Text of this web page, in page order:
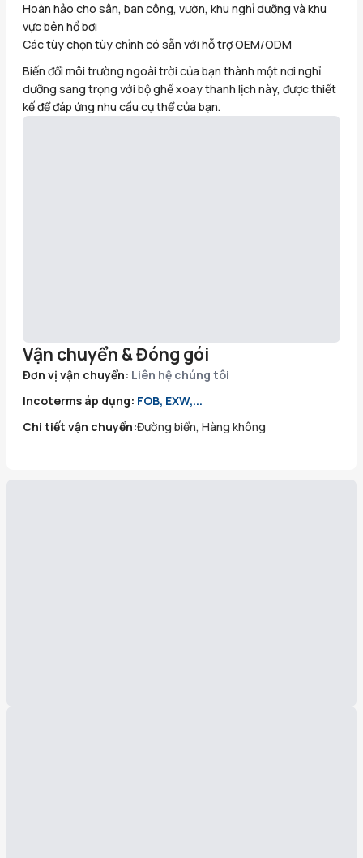
Hoàn hảo cho sân, ban công, vườn, khu nghỉ dưỡng và khu
vực bên hồ bơi
Các tùy chọn tùy chỉnh có sẵn với hỗ trợ OEM/ODM
Biến đổi môi trường ngoài trời của bạn thành một nơi nghỉ
dưỡng sang trọng với bộ ghế xoay thanh lịch này, được thiết
kế để đáp ứng nhu cầu cụ thể của bạn.
Vận chuyển & Đóng gói
Đơn vị vận chuyển: Liên hệ chúng tôi
Incoterms áp dụng: FOB, EXW,...
Chi tiết vận chuyển:Đường biển, Hàng không